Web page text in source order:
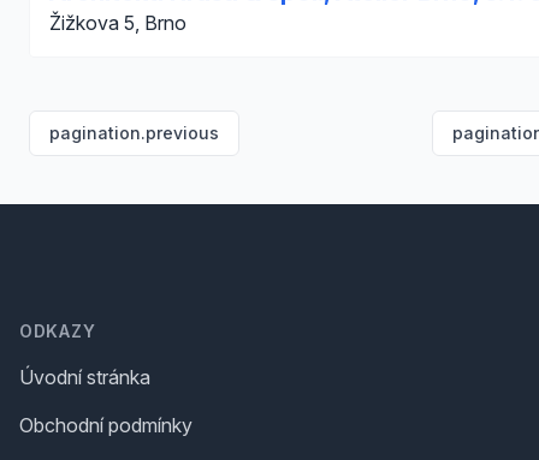
Žižkova 5, Brno
pagination.previous
ODKAZY
Úvodní stránka
Obchodní podmínky